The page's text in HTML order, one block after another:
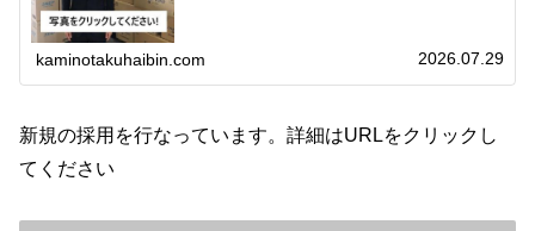
kaminotakuhaibin.com 2026.07.29
新規の採用を行なっています。詳細はURLをクリックし
てください